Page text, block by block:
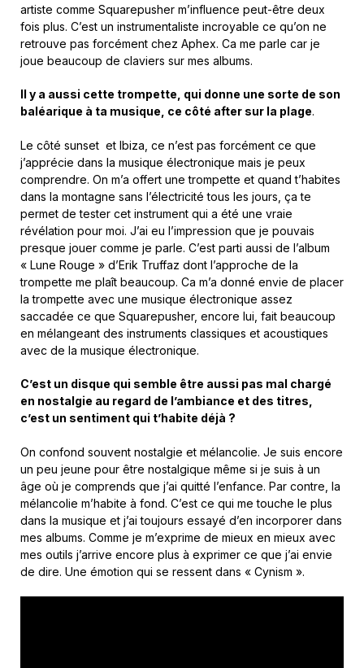
artiste comme Squarepusher m’influence peut-être deux
fois plus. C’est un instrumentaliste incroyable ce qu’on ne
retrouve pas forcément chez Aphex. Ca me parle car je
joue beaucoup de claviers sur mes albums.
Il y a aussi cette trompette, qui donne une sorte de son
baléarique à ta musique, ce côté after sur la plage.
Le côté sunset et Ibiza, ce n’est pas forcément ce que
j’apprécie dans la musique électronique mais je peux
comprendre. On m’a offert une trompette et quand t’habites
dans la montagne sans l’électricité tous les jours, ça te
permet de tester cet instrument qui a été une vraie
révélation pour moi. J’ai eu l’impression que je pouvais
presque jouer comme je parle. C’est parti aussi de l’album
« Lune Rouge » d’Erik Truffaz dont l’approche de la
trompette me plaît beaucoup. Ca m’a donné envie de placer
la trompette avec une musique électronique assez
saccadée ce que Squarepusher, encore lui, fait beaucoup
en mélangeant des instruments classiques et acoustiques
avec de la musique électronique.
C’est un disque qui semble être aussi pas mal chargé
en nostalgie au regard de l’ambiance et des titres,
c’est un sentiment qui t’habite déjà ?
On confond souvent nostalgie et mélancolie. Je suis encore
un peu jeune pour être nostalgique même si je suis à un
âge où je comprends que j’ai quitté l’enfance. Par contre, la
mélancolie m’habite à fond. C’est ce qui me touche le plus
dans la musique et j’ai toujours essayé d’en incorporer dans
mes albums. Comme je m’exprime de mieux en mieux avec
mes outils j’arrive encore plus à exprimer ce que j’ai envie
de dire. Une émotion qui se ressent dans « Cynism ».